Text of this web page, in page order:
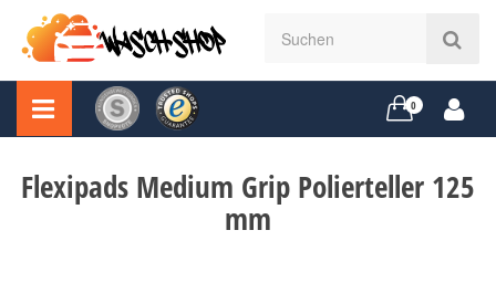
0
Flexipads Medium Grip Polierteller 125
mm